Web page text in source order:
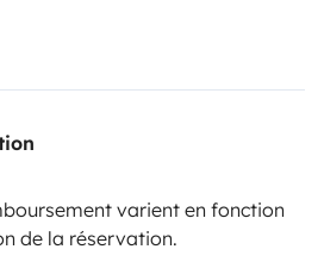
varient en fonction
de la réservation.